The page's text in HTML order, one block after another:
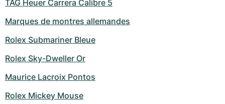
TAG Heuer Carrera Calibre 5
Marques de montres allemandes
Rolex Submariner Bleue
Rolex Sky-Dweller Or
Maurice Lacroix Pontos
Rolex Mickey Mouse